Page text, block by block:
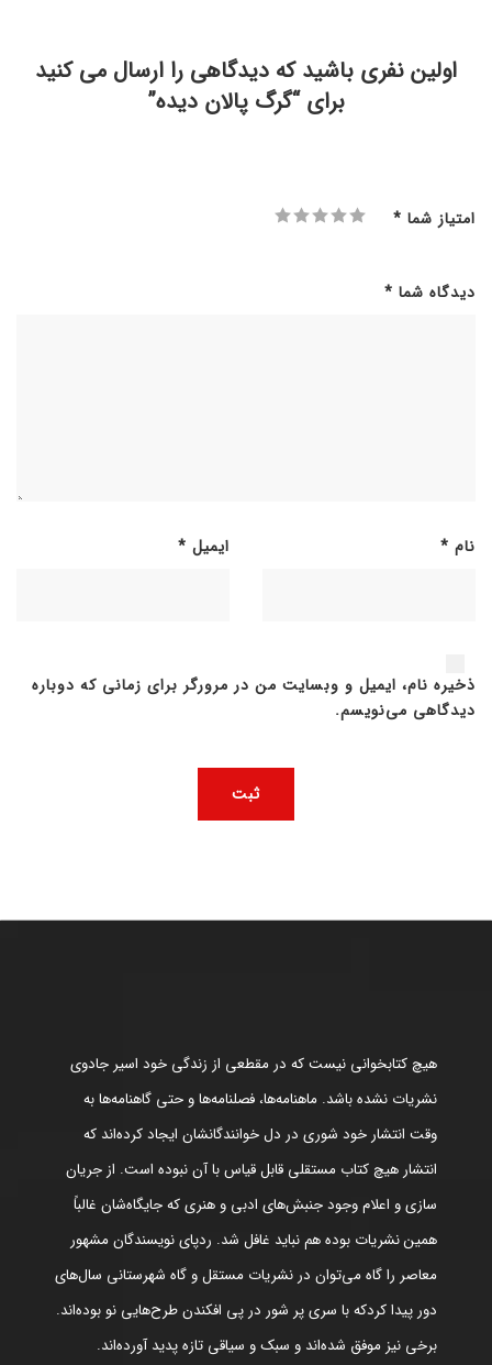
اولین نفری باشید که دیدگاهی را ارسال می کنید
برای “گرگ پالان دیده”
امتیاز شما *
دیدگاه شما *
نام * ایمیل *
ذخیره نام، ایمیل و وبسایت من در مرورگر برای زمانی که دوباره
دیدگاهی می‌نویسم.
هیچ کتابخوانی نیست که در مقطعی از زندگی خود اسیر جادوی
نشریات نشده باشد. ماهنامه‌ها، فصلنامه‌ها و حتی گاهنامه‌ها به
وقت انتشار خود شوری در دل خوانندگانشان ایجاد کرده‌اند که
انتشار هیچ کتاب مستقلی قابل قیاس با آن نبوده است. از جریان
سازی و اعلام وجود جنبش‌های ادبی و هنری که جایگاه‌شان غالباً
همین نشریات بوده هم نباید غافل شد. ردپای نویسندگان مشهور
معاصر را گاه می‌توان در نشریات مستقل و گاه شهرستانی سال‌های
دور پیدا کردکه با سری پر شور در پی افکندن طرح‌هایی نو بوده‌اند.
برخی نیز موفق شده‌اند و سبک و سیاقی تازه پدید آورده‌اند.